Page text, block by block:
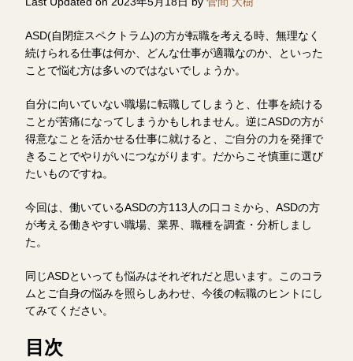
ASD(自閉症スペクトラム)の方が転職を考える時、無理なく
続けられる仕事は何か、どんな仕事が適職なのか、といった
ことで悩む方は多いのではないでしょうか。
自分に向いていない職場に転職してしまうと、仕事を続ける
ことが苦痛になってしまうかもしれません。逆にASDの方が
得意なことを活かせる仕事に就けると、ご自分の力を発揮で
きることでやりがいにつながります。だからこそ慎重に選び
たいものですね。
今回は、働いているASDの方113人の口コミから、ASDの方
が考える働きやすい職場、業界、職種を調査・分析しまし
た。
同じASDといっても悩みはそれぞれだと思います。このコラ
ムとご自身の悩みを照らしあわせ、今後の転職のヒントにし
てみてください。
目次